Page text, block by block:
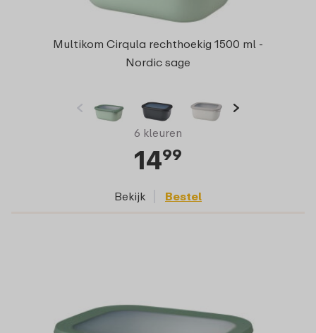
Multikom Cirqula rechthoekig 1500 ml -
Nordic sage
6 kleuren
1499
Bekijk Bestel